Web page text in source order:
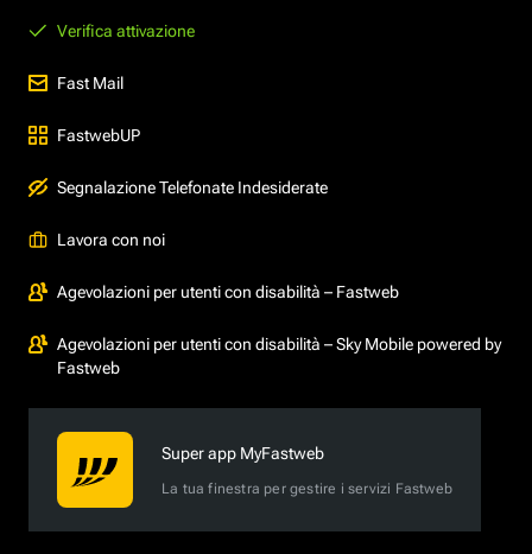
Verifica attivazione
Fast Mail
FastwebUP
Segnalazione Telefonate Indesiderate
Lavora con noi
Agevolazioni per utenti con disabilità – Fastweb
Agevolazioni per utenti con disabilità – Sky Mobile powered by
Fastweb
Super app MyFastweb
La tua finestra per gestire i servizi Fastweb